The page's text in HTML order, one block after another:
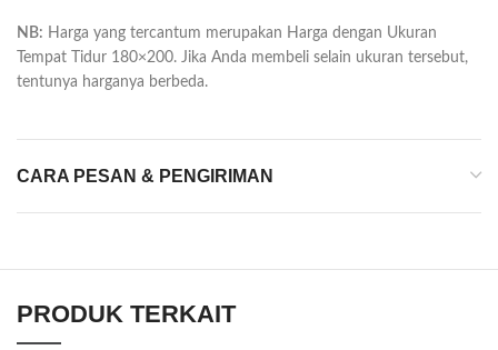
NB: Harga yang tercantum merupakan Harga dengan Ukuran
Tempat Tidur 180×200. Jika Anda membeli selain ukuran tersebut,
tentunya harganya berbeda.
CARA PESAN & PENGIRIMAN
PRODUK TERKAIT